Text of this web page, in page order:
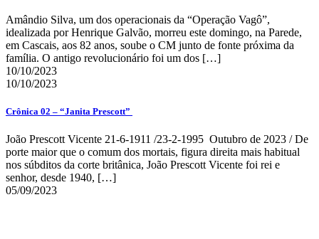
Amândio Silva, um dos operacionais da “Operação Vagô”,
idealizada por Henrique Galvão, morreu este domingo, na Parede,
em Cascais, aos 82 anos, soube o CM junto de fonte próxima da
família. O antigo revolucionário foi um dos […]
10/10/2023
10/10/2023
Crônica 02 – “Janita Prescott”
João Prescott Vicente 21-6-1911 /23-2-1995 Outubro de 2023 / De
porte maior que o comum dos mortais, figura direita mais habitual
nos súbditos da corte britânica, João Prescott Vicente foi rei e
senhor, desde 1940, […]
05/09/2023